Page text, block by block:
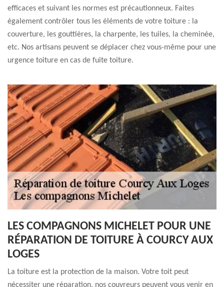
efficaces et suivant les normes est précautionneux. Faites
également contrôler tous les éléments de votre toiture : la
couverture, les gouttières, la charpente, les tuiles, la cheminée,
etc. Nos artisans peuvent se déplacer chez vous-même pour une
urgence toiture en cas de fuite toiture.
LES COMPAGNONS MICHELET POUR UNE
RÉPARATION DE TOITURE À COURCY AUX
LOGES
La toiture est la protection de la maison. Votre toit peut
nécessiter une réparation, nos couvreurs peuvent vous venir en